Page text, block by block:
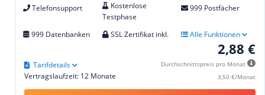
Telefonsupport
Kostenlose
Testphase
999 Postfächer
999 Datenbanken SSL Zertifikat inkl. Alle Funktionen
2,88 €
Durchschnittspreis pro Monat
3,50 €/Monat
Vertragslaufzeit: 12 Monate
Tarifdetails